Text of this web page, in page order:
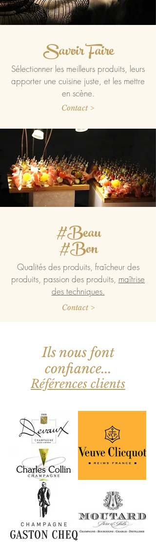
Savoir Faire
Sélectionner les meilleurs produits, leurs
apporter une cuisine juste, et les mettre
en scène.
Contact >
#Beau
#Bon
Qualités des produits, fraîcheur des
produits, passion des produits, maîtrise
des techniques.
Contact >
Ils nous font
confiance...
Références clients